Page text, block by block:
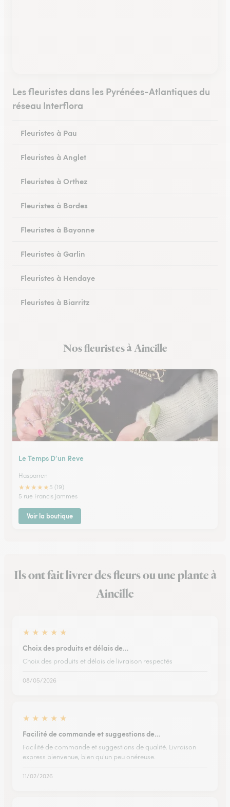
Les fleuristes dans les Pyrénées-Atlantiques du
réseau Interflora
Fleuristes à Pau
Fleuristes à Anglet
Fleuristes à Orthez
Fleuristes à Bordes
Fleuristes à Bayonne
Fleuristes à Garlin
Fleuristes à Hendaye
Fleuristes à Biarritz
Fleuristes à UstaritzNos fleuristes à Aincille
Le Temps D’un Reve
Hasparren
★★★★★ 5 (19)
5 rue Francis Jammes
Voir la boutique
Ils ont fait livrer des fleurs ou une plante à
Aincille
★ ★ ★ ★ ★
Choix des produits et délais de…
Choix des produits et délais de livraison respectés
08/05/2026
★ ★ ★ ★ ★
Facilité de commande et suggestions de…
Facilité de commande et suggestions de qualité. Livraison
express bienvenue, bien qu'un peu onéreuse.
11/02/2026